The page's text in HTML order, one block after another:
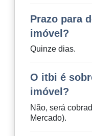
Prazo para
imóvel?
Quinze dias.
O itbi é
imóvel?
Não, será
Mercado).